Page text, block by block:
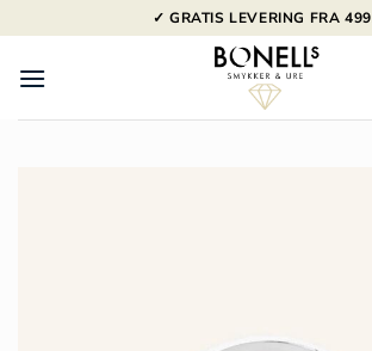
til
indhold
✓ GRATIS LEVERING FRA